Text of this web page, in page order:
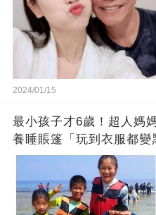
2024/01/15
最小孩子才6歲！超人媽
養睡賬篷「玩到衣服都